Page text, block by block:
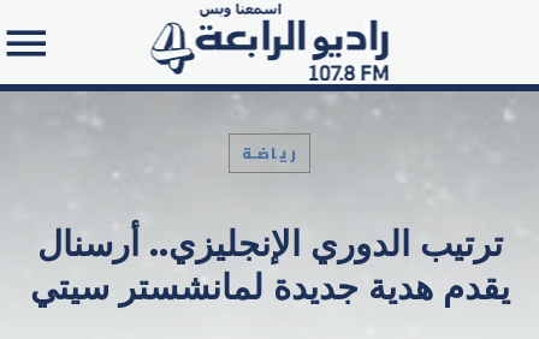
Search in the website:
رياضـة
ترتيب الدوري الإنجليزي.. أرسنال
يقدم هدية جديدة لمانشستر سيتي